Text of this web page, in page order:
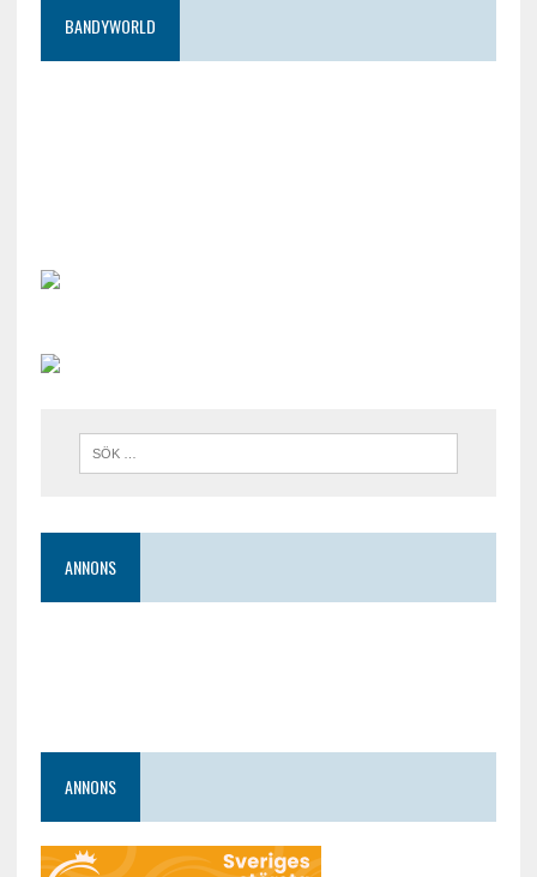
BANDYWORLD
ANNONS
ANNONS